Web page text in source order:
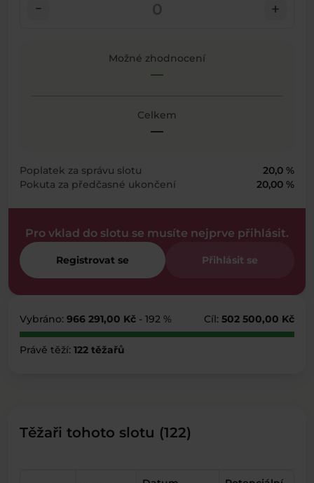
check_indeterminate_small add
Možné zhodnocení
—
Celkem
—
Poplatek za správu slotu
20,0 %
Pokuta za předčasné ukončení
20,00 %
Pro vklad do slotu se musíte nejprve přihlásit.
Registrovat se Přihlásit se
Vybráno: 966 291,00 Kč - 192 % Cíl: 502 500,00 Kč
Právě těží: 122 těžařů
Těžaři tohoto slotu (122)